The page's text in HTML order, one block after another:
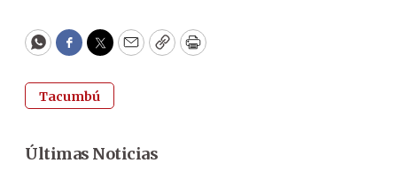
WhatsApp
Facebook
Twitter
EmailCopyPrint
Tacumbú
Últimas Noticias